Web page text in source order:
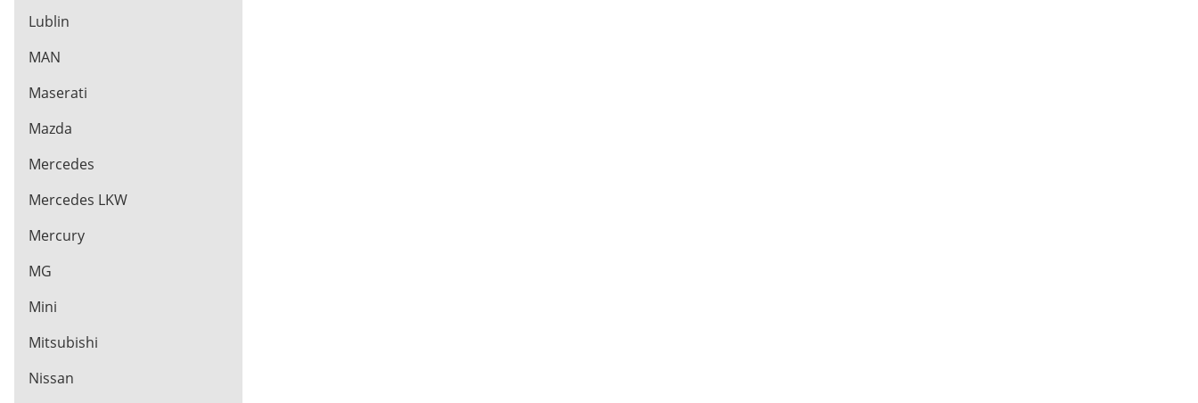
Lublin
MAN
Maserati
Mazda
Mercedes
Mercedes LKW
Mercury
MG
Mini
Mitsubishi
Nissan